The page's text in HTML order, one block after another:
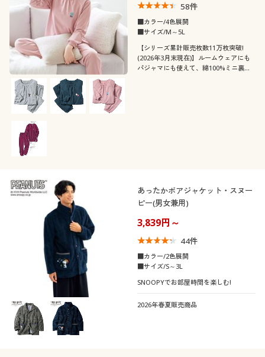
デジタルカタログ
カタログ無料プレゼント
会員メニュー
マイページ
閲覧履歴
サポート
ご利用ガイド
よくある質問とお問い合わせ
ブラカップサ
AAA AA
E
靴・靴下サイ
ズ
21 21.5
24 24.5
こだわり条件
で絞り込む
柄・デザイン
58件
■カラー/4色展開
■サイズ/M～5L
【シリーズ累計販売枚数11万枚突破!
(2026年3月末現在)】ルームウェアにも
パジャマにも使えて、綿100%ミニ裏毛
あったかボアジャケット・スヌー
ピー(男女兼用)
3,839円～
44件
■カラー/2色展開
■サイズ/S～3L
SNOOPYでお部屋時間を楽しむ!
2026年春夏販売商品